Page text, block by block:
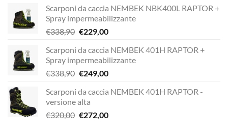
Scarponi da caccia NEMBEK NBK400L RAPTOR +
Spray impermeabilizzante
€338,90 Il
originale
era:
€338,90.
€229,00Il
attuale
è:
€229,00.
Scarponi da caccia NEMBEK 401H RAPTOR +
Spray impermeabilizzante
€338,90 Il
originale
era:
€338,90.
€249,00Il
attuale
€249,00.
Scarponi da caccia NEMBEK 401H RAPTOR -
versione alta
€320,00 Il
€272,00Il